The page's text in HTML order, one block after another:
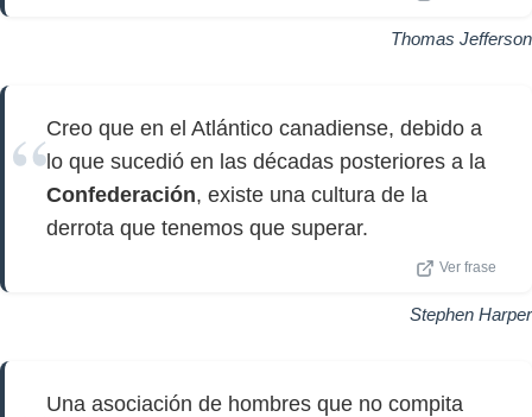
Thomas Jefferson
Creo que en el Atlántico canadiense, debido a
lo que sucedió en las décadas posteriores a la
Confederación, existe una cultura de la
derrota que tenemos que superar.
Ver frase
Stephen Harper
Una asociación de hombres que no compita